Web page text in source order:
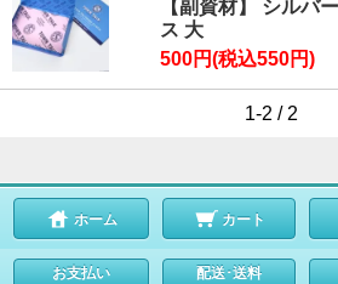
【副資材】 シルバ
ス 大
500円(税込550円)
1-2 / 2
ホーム カート
お支払い 配送･送料